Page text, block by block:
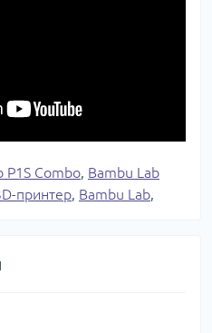
P1S Combo, Bambu Lab
принтер, Bambu Lab,